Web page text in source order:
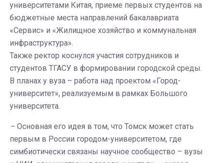
университетами Китая, приеме первых студентов на
бюджетные места направлений бакалавриата
«Сервис» и «Жилищное хозяйство и коммунальная
инфраструктура».
Также ректор коснулся участия сотрудников и
студентов ТГАСУ в формировании городской среды.
В планах у вуза – работа над проектом «Город-
университет», реализуемым в рамках Большого
университета.
– Основная его идея в том, что Томск может стать
первым в России городом-университетом, где
симбиотически связаны научное сообщество – вузы